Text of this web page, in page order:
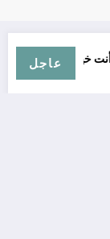
عاجل
ﻭﺃﻧﺖ ﺧﻴﺮُ ﺍﻟﻮﺍﺭﺛﻴﻦ